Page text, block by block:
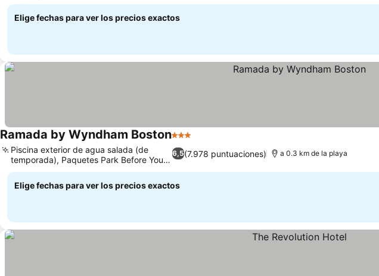
transporte público
Elige fechas para ver los precios exactos
Ramada by Wyndham Boston3 Estrellas
6,5(7.978 puntuaciones)
Piscina exterior de agua salada (de
temporada), Paquetes Park Before You
Fly
a 0.3 km de la playa
Elige fechas para ver los precios exactos